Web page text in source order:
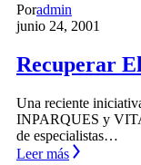
Poradmin
junio 24, 2001
Recuperar
Una reciente
INPARQUES y
de especialistas…
Leer más